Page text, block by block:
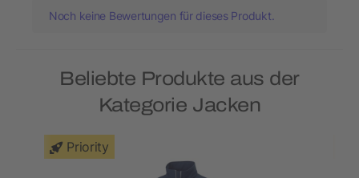
Noch keine Bewertungen für dieses Produkt.
Beliebte Produkte aus der
Kategorie Jacken
Priority